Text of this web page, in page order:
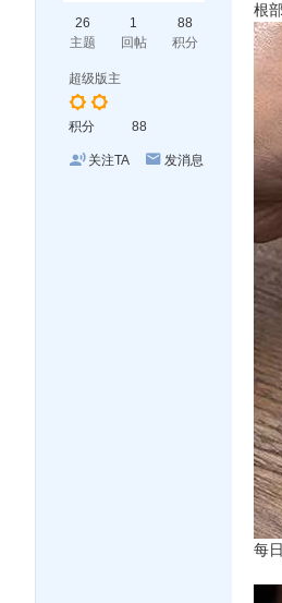
26
主题
1
回帖
88
积分
超级版主
积分 88
关注TA 发消息
根
每